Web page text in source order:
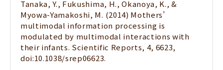
Tanaka, Y., Fukushima, H., Okanoya, K., &
Myowa-Yamakoshi, M. (2014) Mothers’
multimodal information processing is
modulated by multimodal interactions with
their infants. Scientific Reports, 4, 6623,
doi:10.1038/srep06623.